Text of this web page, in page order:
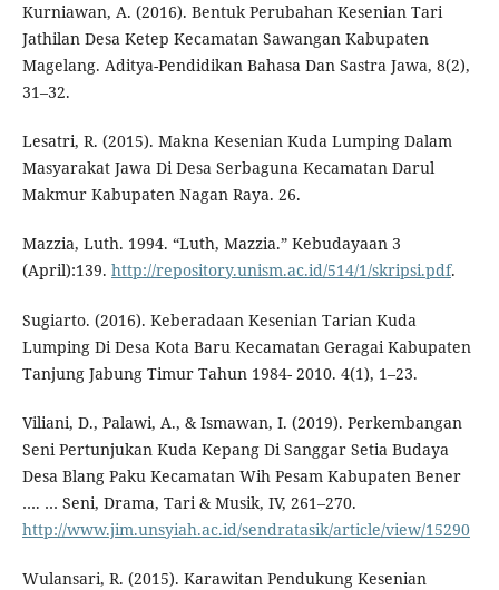
Kurniawan, A. (2016). Bentuk Perubahan Kesenian Tari
Jathilan Desa Ketep Kecamatan Sawangan Kabupaten
Magelang. Aditya-Pendidikan Bahasa Dan Sastra Jawa, 8(2),
31–32.
Lesatri, R. (2015). Makna Kesenian Kuda Lumping Dalam
Masyarakat Jawa Di Desa Serbaguna Kecamatan Darul
Makmur Kabupaten Nagan Raya. 26.
Mazzia, Luth. 1994. “Luth, Mazzia.” Kebudayaan 3
(April):139. http://repository.unism.ac.id/514/1/skripsi.pdf.
Sugiarto. (2016). Keberadaan Kesenian Tarian Kuda
Lumping Di Desa Kota Baru Kecamatan Geragai Kabupaten
Tanjung Jabung Timur Tahun 1984- 2010. 4(1), 1–23.
Viliani, D., Palawi, A., & Ismawan, I. (2019). Perkembangan
Seni Pertunjukan Kuda Kepang Di Sanggar Setia Budaya
Desa Blang Paku Kecamatan Wih Pesam Kabupaten Bener
…. … Seni, Drama, Tari & Musik, IV, 261–270.
http://www.jim.unsyiah.ac.id/sendratasik/article/view/15290
Wulansari, R. (2015). Karawitan Pendukung Kesenian